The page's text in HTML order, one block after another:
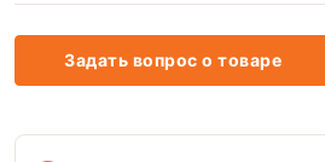
Задать вопрос о товаре